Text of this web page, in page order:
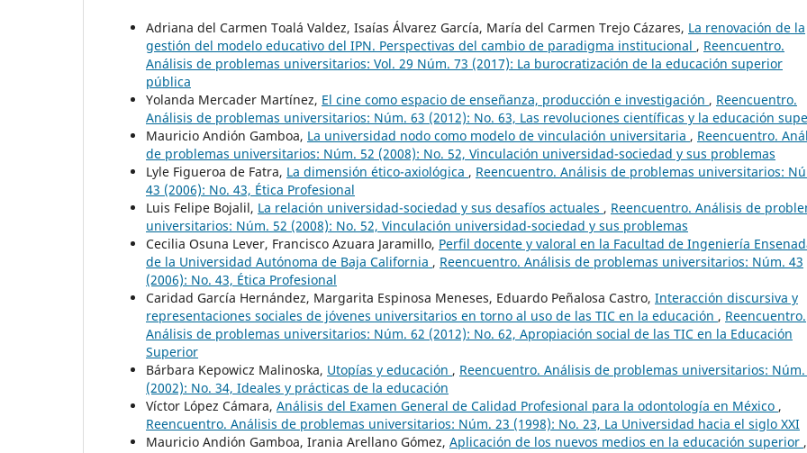
Adriana del Carmen Toalá Valdez, Isaías Álvarez García, María del Carmen Trejo Cázares, La renovación de la
gestión del modelo educativo del IPN. Perspectivas del cambio de paradigma institucional , Reencuentro.
Análisis de problemas universitarios: Vol. 29 Núm. 73 (2017): La burocratización de la educación superior
pública
Yolanda Mercader Martínez, El cine como espacio de enseñanza, producción e investigación , Reencuentro.
Análisis de problemas universitarios: Núm. 63 (2012): No. 63, Las revoluciones científicas y la educación
Mauricio Andión Gamboa, La universidad nodo como modelo de vinculación universitaria , Reencuentro.
de problemas universitarios: Núm. 52 (2008): No. 52, Vinculación universidad-sociedad y sus problemas
Lyle Figueroa de Fatra, La dimensión ético-axiológica , Reencuentro. Análisis de problemas universitarios:
43 (2006): No. 43, Ética Profesional
Luis Felipe Bojalil, La relación universidad-sociedad y sus desafíos actuales , Reencuentro. Análisis de
universitarios: Núm. 52 (2008): No. 52, Vinculación universidad-sociedad y sus problemas
Cecilia Osuna Lever, Francisco Azuara Jaramillo, Perfil docente y valoral en la Facultad de Ingeniería
de la Universidad Autónoma de Baja California , Reencuentro. Análisis de problemas universitarios: Núm. 43
(2006): No. 43, Ética Profesional
Caridad García Hernández, Margarita Espinosa Meneses, Eduardo Peñalosa Castro, Interacción discursiva y
representaciones sociales de jóvenes universitarios en torno al uso de las TIC en la educación , Reencuentro.
Análisis de problemas universitarios: Núm. 62 (2012): No. 62, Apropiación social de las TIC en la Educación
Superior
Bárbara Kepowicz Malinoska, Utopías y educación , Reencuentro. Análisis de problemas universitarios:
(2002): No. 34, Ideales y prácticas de la educación
Víctor López Cámara, Análisis del Examen General de Calidad Profesional para la odontología en México ,
Reencuentro. Análisis de problemas universitarios: Núm. 23 (1998): No. 23, La Universidad hacia el siglo XXI
Mauricio Andión Gamboa, Irania Arellano Gómez, Aplicación de los nuevos medios en la educación superior ,